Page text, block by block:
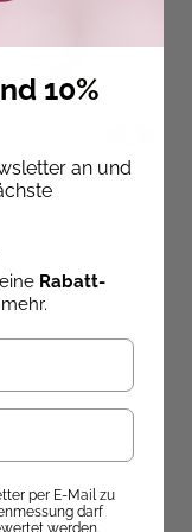
17,00 €
€
10%
an und
Rabatt-
mehr.
per E-Mail zu
darf